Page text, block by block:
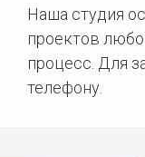
Наша студия
проектов
процесс. Для
телефону.